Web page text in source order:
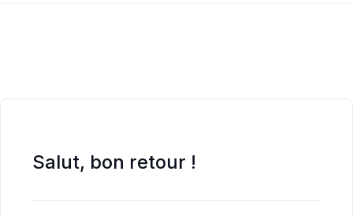
Salut, bon retour !